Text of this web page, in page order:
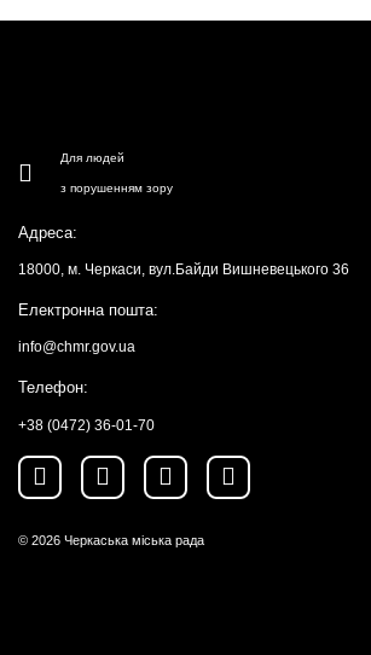
Для людей
з порушенням зору
Адреса:
18000, м. Черкаси, вул.Байди Вишневецького 36
Електронна пошта:
info@chmr.gov.ua
Телефон:
+38 (0472) 36-01-70
© 2026 Черкаська міська рада